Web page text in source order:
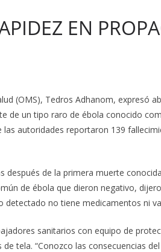
EN
(OMS), Tedros Adhanom, expresó
de un tipo raro de ébola conocido
las autoridades reportaron 139
después de la primera muerte
de ébola que dieron negativo,
detectado no tiene medicamentos ni
sanitarios con equipo de
tela. “Conozco las consecuencias